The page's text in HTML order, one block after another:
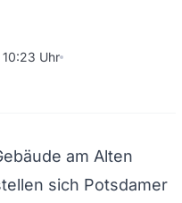
Uhr
am Alten
sich Potsdamer